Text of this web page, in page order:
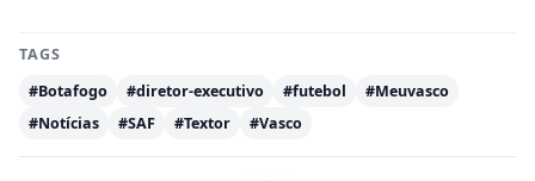
TAGS
#Botafogo
#diretor-executivo #futebol
#Meuvasco
#Notícias
#SAF #Textor #Vasco